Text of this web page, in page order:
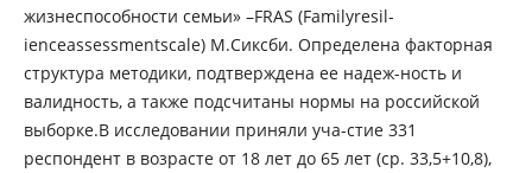
жизнеспособности семьи» –FRAS (Familyresil-
ienceassessmentscale) М.Сиксби. Определена факторная
структура методики, подтверждена ее надеж-ность и
валидность, а также подсчитаны нормы на российской
выборке.В исследовании приняли уча-стие 331
респондент в возрасте от 18 лет до 65 лет (ср. 33,5+10,8),